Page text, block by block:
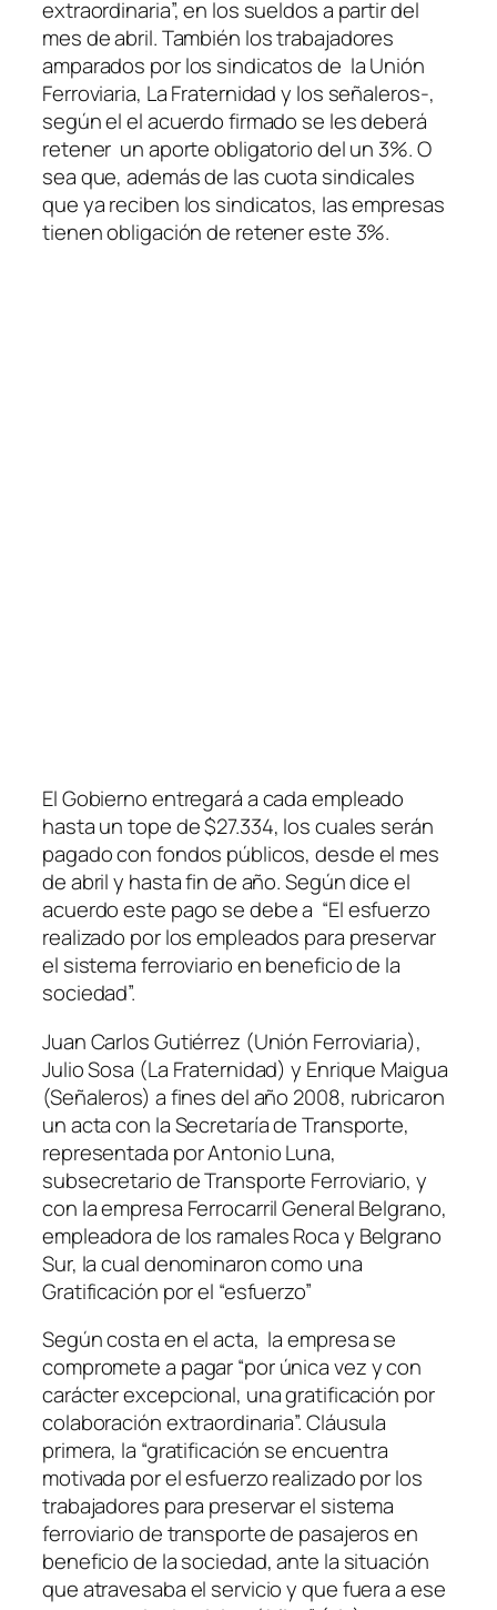
extraordinaria”, en los sueldos a partir del
mes de abril. También los trabajadores
amparados por los sindicatos de la Unión
Ferroviaria, La Fraternidad y los señaleros-,
según el el acuerdo firmado se les deberá
retener un aporte obligatorio del un 3%. O
sea que, además de las cuota sindicales
que ya reciben los sindicatos, las empresas
tienen obligación de retener este 3%.
El Gobierno entregará a cada empleado
hasta un tope de $27.334, los cuales serán
pagado con fondos públicos, desde el mes
de abril y hasta fin de año. Según dice el
acuerdo este pago se debe a “El esfuerzo
realizado por los empleados para preservar
el sistema ferroviario en beneficio de la
sociedad”.
Juan Carlos Gutiérrez (Unión Ferroviaria),
Julio Sosa (La Fraternidad) y Enrique Maigua
(Señaleros) a fines del año 2008, rubricaron
un acta con la Secretaría de Transporte,
representada por Antonio Luna,
subsecretario de Transporte Ferroviario, y
con la empresa Ferrocarril General Belgrano,
empleadora de los ramales Roca y Belgrano
Sur, la cual denominaron como una
Gratificación por el “esfuerzo”
Según costa en el acta, la empresa se
compromete a pagar “por única vez y con
carácter excepcional, una gratificación por
colaboración extraordinaria”. Cláusula
primera, la “gratificación se encuentra
motivada por el esfuerzo realizado por los
trabajadores para preservar el sistema
ferroviario de transporte de pasajeros en
beneficio de la sociedad, ante la situación
que atravesaba el servicio y que fuera a ese